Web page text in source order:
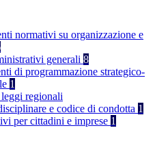
normativi su organizzazione e
generali 8
di programmazione strategico-
1
leggi regionali
e codice di condotta 1
per cittadini e imprese 1